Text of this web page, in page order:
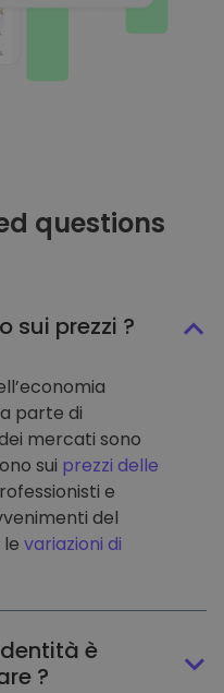
questions
sui prezzi ?
parte di
mercati sono
sui prezzi delle
e
del
variazioni di
è
?